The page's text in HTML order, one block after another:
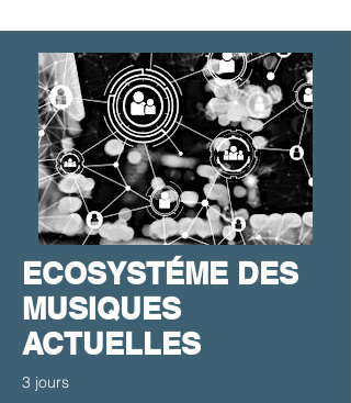
ECOSYSTÉME DES
MUSIQUES
ACTUELLES
3 jours